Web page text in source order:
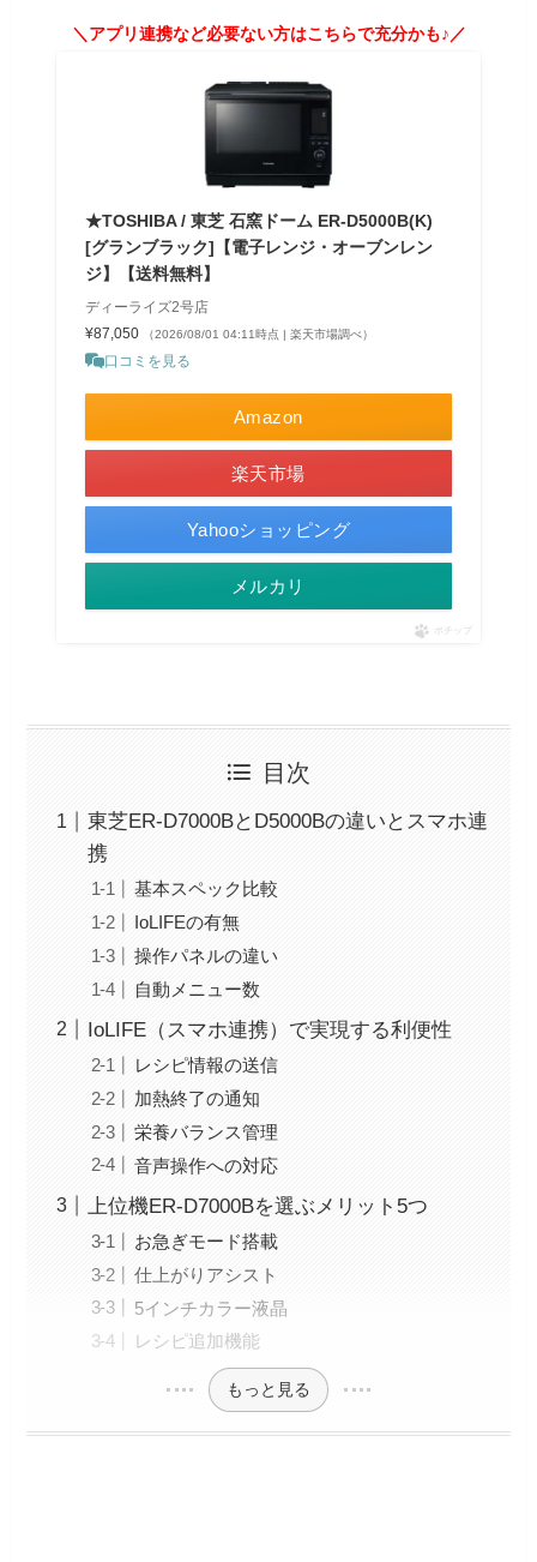
＼アプリ連携など必要ない方はこちらで充分かも♪／
★TOSHIBA / 東芝 石窯ドーム ER-D5000B(K)
[グランブラック]【電子レンジ・オーブンレン
ジ】【送料無料】
ディーライズ2号店
¥87,050
（2026/08/01 04:11時点 | 楽天市場調べ）
口コミを見る
Amazon
楽天市場
Yahooショッピング
メルカリ
ポチップ
目次
東芝ER-D7000BとD5000Bの違いとスマホ連
携
基本スペック比較
IoLIFEの有無
操作パネルの違い
自動メニュー数
IoLIFE（スマホ連携）で実現する利便性
レシピ情報の送信
加熱終了の通知
栄養バランス管理
音声操作への対応
上位機ER-D7000Bを選ぶメリット5つ
お急ぎモード搭載
仕上がりアシスト
5インチカラー液晶
レシピ追加機能
もっと見る